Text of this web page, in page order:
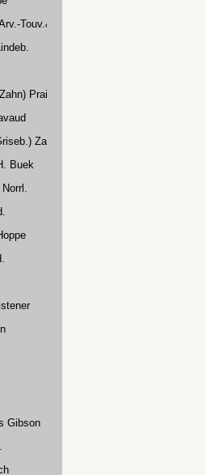
Touv.& Briq.
Prain
Zahn
Buek
Gibson